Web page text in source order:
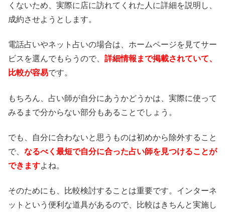
くないため、実際に店に訪れてくれた人に詳細を説明し、
成約させようとします。
電話占いやネット占いの場合は、ホームページを見てサー
ビスを選んでもらうので、 詳細情報まで掲載されていて、
比較が容易です。
もちろん、占い師が自分にあうかどうかは、実際に使って
みるまで分からない部分もあることでしょう。
でも、自分に合わないと思うものは初めから除外すること
で、 なるべく最短で自分に合った占い師を見つけることが
できますよね。
そのためにも、比較検討することは重要です。インターネ
ットという便利な道具があるので、比較はきちんと実施し